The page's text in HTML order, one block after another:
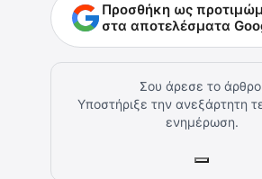
Προσθήκη ως
στα αποτελέσματα
Σου άρεσε το
Υποστήριξε την ανεξάρτητη
ενημέρωση.